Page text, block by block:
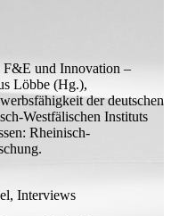
F&E und Innovation –
Löbbe (Hg.),
der deutschen
Westfälischen Instituts
Rheinisch-
Interviews